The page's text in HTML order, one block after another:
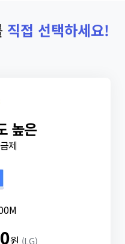
직접 선택하세요!
높은
제
원 (LG)